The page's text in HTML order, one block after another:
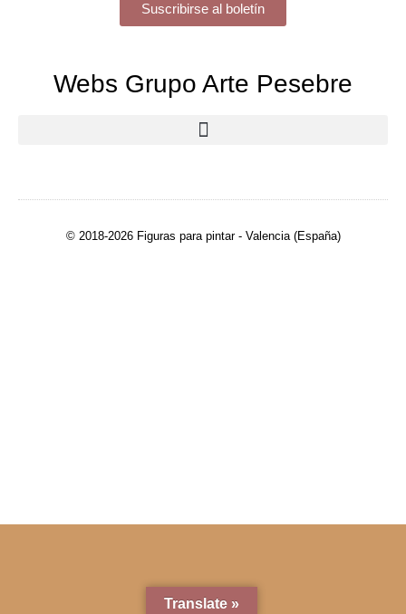
Suscribirse al boletín
Webs Grupo Arte Pesebre
© 2018-2026 Figuras para pintar - Valencia (España)
Translate »